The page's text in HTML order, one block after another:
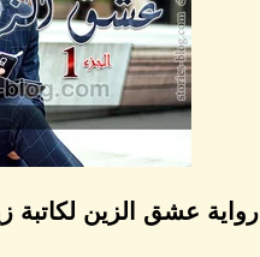
رواية عشق الزين لكاتبة